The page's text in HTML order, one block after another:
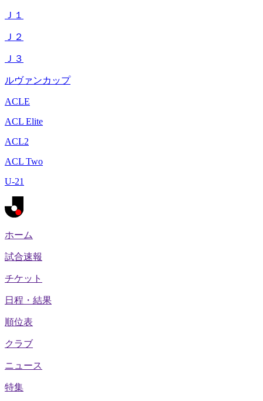
Ｊ１
Ｊ２
Ｊ３
ルヴァンカップ
ACLE
ACL Elite
ACL2
ACL Two
U-21
ホーム
試合速報
チケット
日程・結果
順位表
クラブ
ニュース
特集